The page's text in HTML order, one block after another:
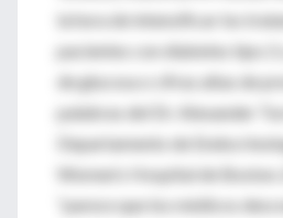
la hora de intensificar los
pacientes con diabetes tipo 2
de glucosa o cifras altas de
palabras del Dr. Alexander
Departamento de
Women’s Hospital de Boston,
“parece que los médicos